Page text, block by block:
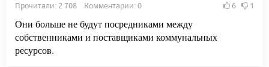
Прочитали: 2 708 Комментарии: 0 6 1
Они больше не будут посредниками между
собственниками и поставщиками коммунальных
ресурсов.